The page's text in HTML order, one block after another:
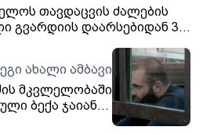
თავდაცვის ძალების
გვარდიის დაარსებიდან 34
ახალი ამბავი
მკვლელობაში
ბექა ჯაიანი -